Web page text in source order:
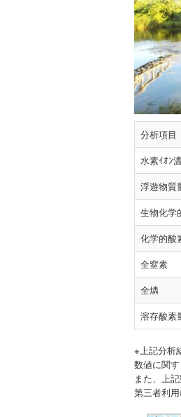
分析項目
水素ｲｵﾝ
浮遊物質
生物化学
化学的酸
全窒素
全燐
溶存酸素
※上記分析
数値に関
また、上
第三者利